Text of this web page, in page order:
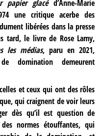
papier glacéd’Anne-Marie
une critique acerbe des
libérées dans la presse
tard, le livre de Rose Lamy,
les médias, paru en 2021,
domination demeurent
et ceux qui ont des rôles
qui craignent de voir leurs
dès qu’il est question de
normes étouffantes, qui